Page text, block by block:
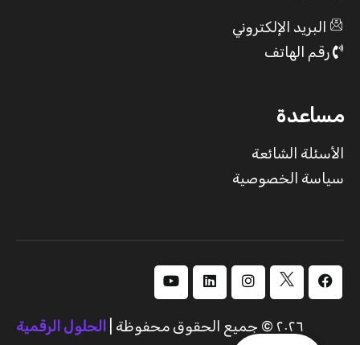
البريد الإلكتروني
رقم الهاتف
مساعدة
الأسئلة الشائعة
سياسة الخصوصية
٢٠٢٦ © جميع الحقوق محفوظة | الحلول الرقمية